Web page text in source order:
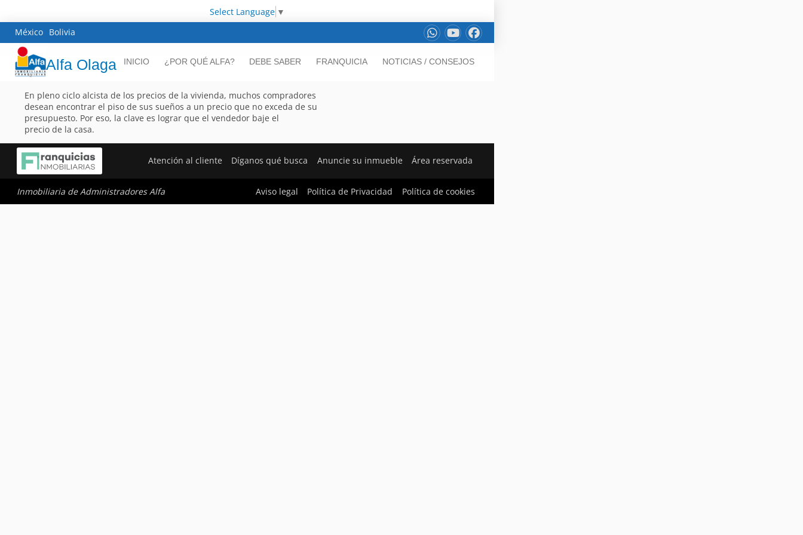
Select Language ▼
México Bolivia
Alfa Olaga INICIO ¿POR QUÉ ALFA? DEBE SABER FRANQUICIA NOTICIAS / CONSEJOS
En pleno ciclo alcista de los precios de la vivienda, muchos compradores
desean encontrar el piso de sus sueños a un precio que no exceda de su
presupuesto. Por eso, la clave es lograr que el vendedor baje el
precio de la casa.
Atención al cliente Díganos qué busca Anuncie su inmueble Área reservada
Inmobiliaria de Administradores Alfa Aviso legal Política de Privacidad Política de cookies